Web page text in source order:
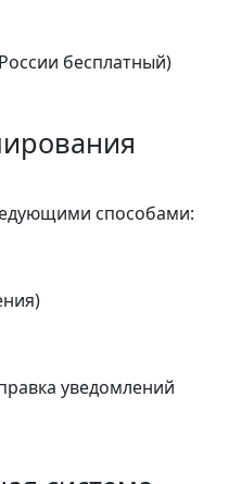
бесплатный)
способами:
уведомлений